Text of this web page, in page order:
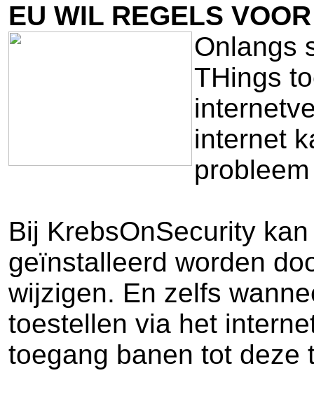
EU WIL REGELS
Onlangs
THings
internet
Bij KrebsOnSecurity
geïnstalleerd worden
wijzigen. En zelfs
toestellen via het
toegang banen tot deze